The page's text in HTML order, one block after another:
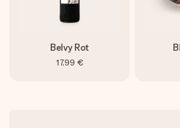
Belvy Rot
17,99 €